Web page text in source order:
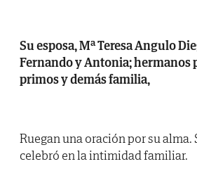
Su esposa, Mª Teresa Angulo
Fernando y Antonia; hermanos
primos y demás familia,
Ruegan una oración por su alma.
celebró en la intimidad familiar.